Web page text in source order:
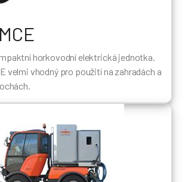
horkovodní elektrická jednotka.
velmi vhodný pro použití na zahradách a